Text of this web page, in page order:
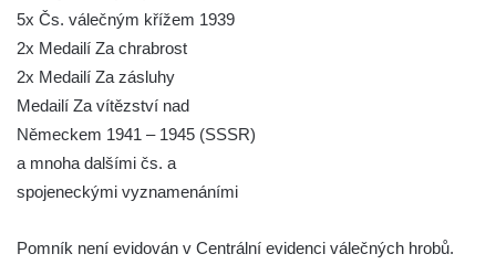
Pomník obětem 1. světové války v Dolním
Předoníně
Pomník obětem 2. světové války v Plavu
Pamětní deska obětem 1. světové války v
Plavu
Kenotaf Pepiho Meisela na hřbitově v
Dolním Podluží
5x Čs. válečným křížem 1939
2x Medailí Za chrabrost
2x Medailí Za zásluhy
Medailí Za vítězství nad
Německem 1941 – 1945 (SSSR)
a mnoha dalšími čs. a
spojeneckými vyznamenáními
Pomník není evidován v Centrální evidenci válečných hrobů.